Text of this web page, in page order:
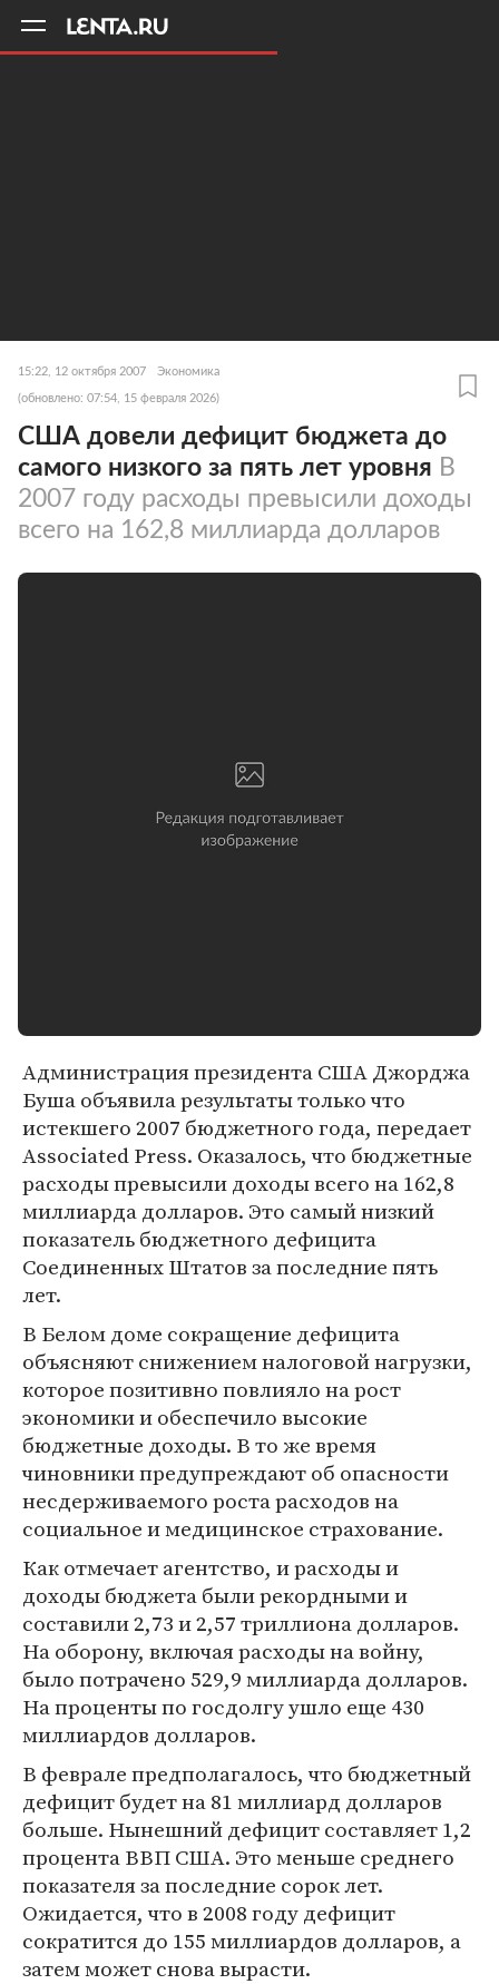
15:22, 12 октября 2007 Экономика
(обновлено: 07:54, 15 февраля 2026)
США довели дефицит бюджета до
самого низкого за пять лет уровня В
2007 году расходы превысили доходы
всего на 162,8 миллиарда долларов
Администрация президента США Джорджа
Буша объявила результаты только что
истекшего 2007 бюджетного года, передает
Associated Press. Оказалось, что бюджетные
расходы превысили доходы всего на 162,8
миллиарда долларов. Это самый низкий
показатель бюджетного дефицита
Соединенных Штатов за последние пять
лет.
В Белом доме сокращение дефицита
объясняют снижением налоговой нагрузки,
которое позитивно повлияло на рост
экономики и обеспечило высокие
бюджетные доходы. В то же время
чиновники предупреждают об опасности
несдерживаемого роста расходов на
социальное и медицинское страхование.
Как отмечает агентство, и расходы и
доходы бюджета были рекордными и
составили 2,73 и 2,57 триллиона долларов.
На оборону, включая расходы на войну,
было потрачено 529,9 миллиарда долларов.
На проценты по госдолгу ушло еще 430
миллиардов долларов.
В феврале предполагалось, что бюджетный
дефицит будет на 81 миллиард долларов
больше. Нынешний дефицит составляет 1,2
процента ВВП США. Это меньше среднего
показателя за последние сорок лет.
Ожидается, что в 2008 году дефицит
сократится до 155 миллиардов долларов, а
затем может снова вырасти.